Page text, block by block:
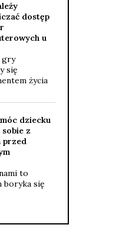
dostęp
u
gry
się
życia
dziecku
z
przed
to
boryka się